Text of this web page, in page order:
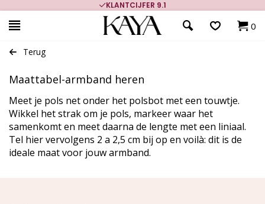
KLANTCIJFER 9.1
0
Terug
Maattabel-armband heren
Meet je pols net onder het polsbot met een touwtje.
Wikkel het strak om je pols, markeer waar het
samenkomt en meet daarna de lengte met een liniaal.
Tel hier vervolgens 2 a 2,5 cm bij op en voilà: dit is de
ideale maat voor jouw armband.